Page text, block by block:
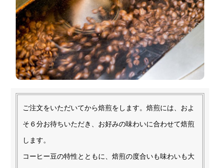
ご注文をいただいてから焙煎をします。焙煎には、およ
そ６分お待ちいただき、お好みの味わいに合わせて焙煎
します。
コーヒー豆の特性とともに、焙煎の度合いも味わいも大